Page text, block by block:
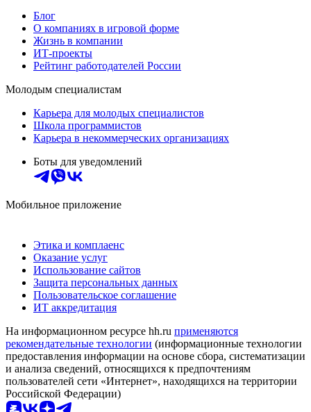
Блог
О компаниях в игровой форме
Жизнь в компании
ИТ-проекты
Рейтинг работодателей России
Молодым специалистам
Карьера для молодых специалистов
Школа программистов
Карьера в некоммерческих организациях
Боты для уведомлений
Мобильное приложение
Этика и комплаенс
Оказание услуг
Использование сайтов
Защита персональных данных
Пользовательское соглашение
ИТ аккредитация
На информационном ресурсе hh.ru применяются
рекомендательные технологии (информационные технологии
предоставления информации на основе сбора, систематизации
и анализа сведений, относящихся к предпочтениям
пользователей сети «Интернет», находящихся на территории
Российской Федерации)